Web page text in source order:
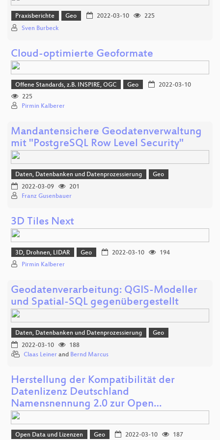
Praxisberichte Geo 2022-03-10
225
Sven Burbeck
Cloud-optimierte Geoformate
Offene Standards, z.B. INSPIRE, OGC Geo
2022-03-10
225
Pirmin Kalberer
Mandantensichere Geodatenverwaltung
mit "PostgreSQL Row Level Security"
Daten, Datenbanken und Datenprozessierung
Geo
2022-03-09
201
Franz Gusenbauer
3D Tiles Next
3D, Drohnen, LIDAR Geo 2022-03-10
194
Pirmin Kalberer
Geodatenverarbeitung: QGIS-Modeller
und Spatial-SQL gegenübergestellt
Daten, Datenbanken und Datenprozessierung
Geo
2022-03-10
188
Claas Leiner and Bernd Marcus
Herstellung der Kompatibilität der
Datenlizenz Deutschland
Namensnennung 2.0 zur Open…
Open Data und Lizenzen Geo 2022-03-10
187